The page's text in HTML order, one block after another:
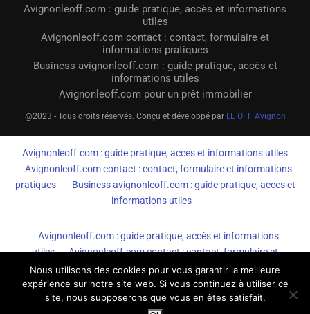
Avignonleoff.com : guide pratique, accès et informations
utiles
Avignonleoff.com contact : contact, formulaire et
informations pratiques
Business avignonleoff.com : guide pratique, accès et
informations utiles
Avignonleoff.com pour un prêt immobilier
@2023 - Tous droits réservés. Conçu et développé par LE OFF Avignon
Avignonleoff.com : guide pratique, acces et informations utiles
Avignonleoff.com contact : contact, formulaire et informations
pratiques
Business avignonleoff.com : guide pratique, acces et
informations utiles
Avignonleoff.com : guide pratique, accès et informations
utiles
Avignonleoff.com contact : contact, formulaire et
informations pratiques
Business avignonleoff.com : guide
pratique, accès et informations utiles
Nous utilisons des cookies pour vous garantir la meilleure
expérience sur notre site web. Si vous continuez à utiliser ce
site, nous supposerons que vous en êtes satisfait.